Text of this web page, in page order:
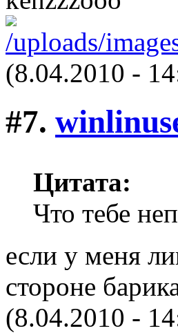
(8.04.2010 -
#7.
Цитата:
Что тебе
если у меня
стороне
(8.04.2010 -